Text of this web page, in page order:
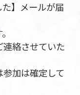
】メールが届
絡させていた
加は確定して